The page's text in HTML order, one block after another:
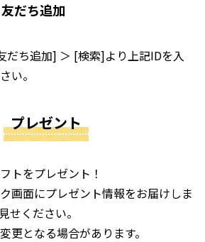
だち追加
だち追加] ＞ [検索]より上記IDを入
い。
プレゼント
トをプレゼント！
画面にプレゼント情報をお届けしま
せください。
更となる場合があります。